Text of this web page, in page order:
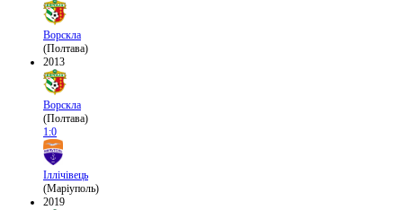
Ворскла
(Полтава)
2013
Ворскла
(Полтава)
1:0
Іллічівець
(Маріуполь)
2019